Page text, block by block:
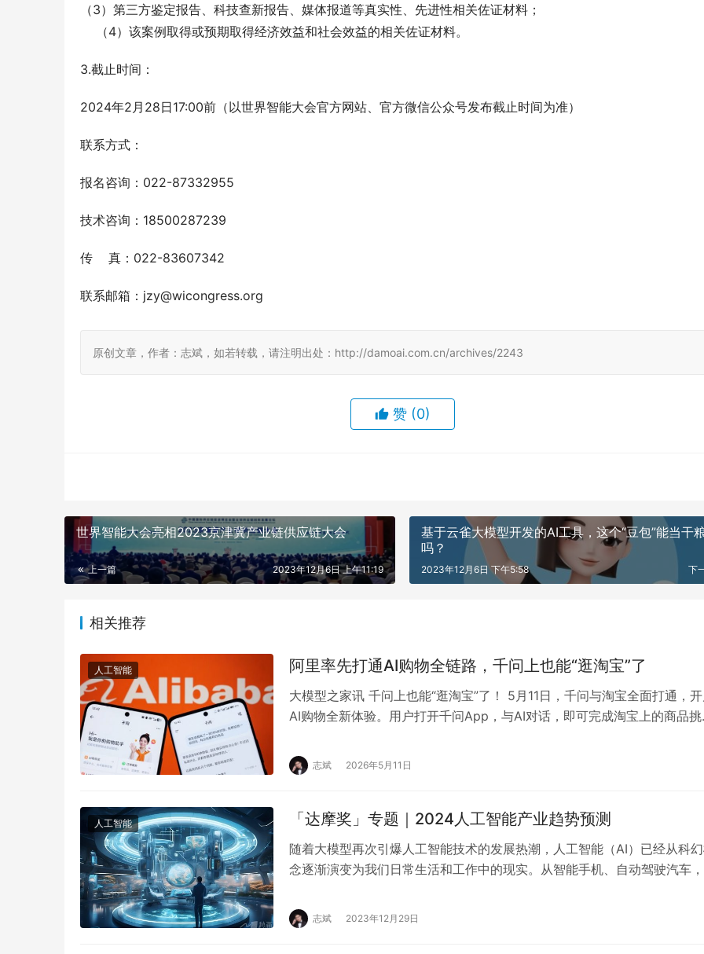
（3）第三方鉴定报告、科技查新报告、媒体报道等真实性、先进性相关佐证材料；
（4）该案例取得或预期取得经济效益和社会效益的相关佐证材料。
3.截止时间：
2024年2月28日17:00前（以世界智能大会官方网站、官方微信公众号发布截止时间为准）
联系方式：
报名咨询：022-87332955
技术咨询：18500287239
传    真：022-83607342
联系邮箱：jzy@wicongress.org
原创文章，作者：志斌，如若转载，请注明出处：http://damoai.com.cn/archives/2243
赞 (0)
世界智能大会亮相2023京津冀产业链供应链大会
上一篇 2023年12月6日 上午11:19
基于云雀大模型开发的AI工具，这个“豆包”能当干
吗？
下
2023年12月6日 下午5:58
相关推荐
人工智能 阿里率先打通AI购物全链路，千问上也能“逛淘宝”了
大模型之家讯 千问上也能“逛淘宝”了！ 5月11日，千问与淘宝全面打通，
AI购物全新体验。用户打开千问App，与AI对话，即可完成淘宝上的商品挑
志斌 2026年5月11日
人工智能 「达摩奖」专题｜2024人工智能产业趋势预测
随着大模型再次引爆人工智能技术的发展热潮，人工智能（AI）已经从科
念逐渐演变为我们日常生活和工作中的现实。从智能手机、自动驾驶汽车
志斌 2023年12月29日